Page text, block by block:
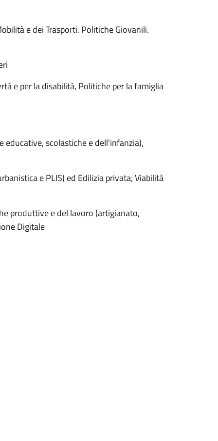
e dei Trasporti. Politiche Giovanili.
e per la disabilità, Politiche per la famiglia
educative, scolastiche e dell'infanzia),
e PLIS) ed Edilizia privata; Viabilità
produttive e del lavoro (artigianato,
Digitale